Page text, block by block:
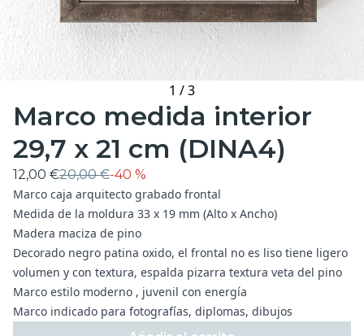
1 /3
Marco medida interior
29,7 x 21 cm (DINA4)
12,00 €20,00 €-40 %
Marco caja arquitecto grabado frontal
Medida de la moldura 33 x 19 mm (Alto x Ancho)
Madera maciza de pino
Decorado negro patina oxido, el frontal no es liso tiene ligero
volumen y con textura, espalda pizarra textura veta del pino
Marco estilo moderno , juvenil con energía
Marco indicado para fotografías, diplomas, dibujos